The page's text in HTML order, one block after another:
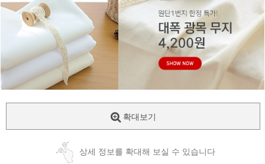
확대보기
상세 정보를 확대해 보실 수 있습니다